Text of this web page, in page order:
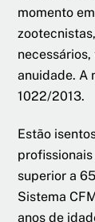
momento
anuidade. A
1022/2013.
Estão
superior a
Sistema
anos de